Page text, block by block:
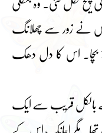
چیخ نکل گئی۔ وہ جنگلی
پھر اس نے زور سے چھلانگ
بچا۔ اس کا دل دھک
کے بالکل قریب سے ایک
تھا۔ مگر اچانک اس کے